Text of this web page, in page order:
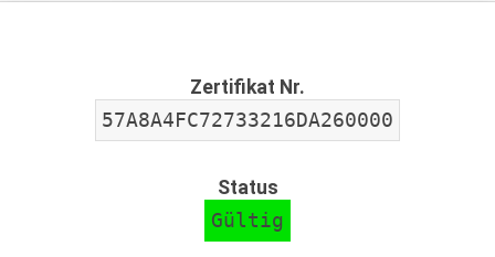
Zertifikat Nr.
57A8A4FC72733216DA260000
Status
Gültig